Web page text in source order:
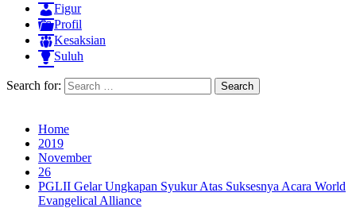
Figur
Profil
Kesaksian
Suluh
Search for:
Home
2019
November
26
PGLII Gelar Ungkapan Syukur Atas Suksesnya Acara World
Evangelical Alliance